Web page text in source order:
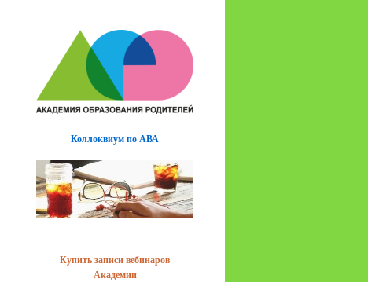
Коллоквиум по АВА
Купить записи вебинаров
Академии